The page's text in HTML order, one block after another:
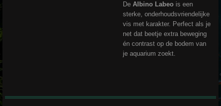
De Albino Labeo is een
sterke, onderhoudsvriendelijke
vis met karakter. Perfect als je
net dat beetje extra beweging
én contrast op de bodem van
je aquarium zoekt.